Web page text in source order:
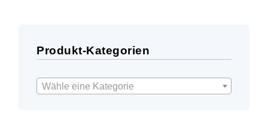
Produkt-Kategorien
Wähle eine Kategorie